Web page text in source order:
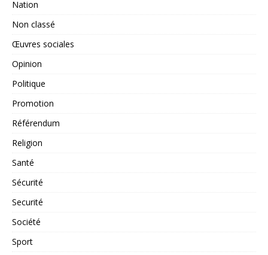
Nation
Non classé
Œuvres sociales
Opinion
Politique
Promotion
Référendum
Religion
Santé
Sécurité
Securité
Société
Sport